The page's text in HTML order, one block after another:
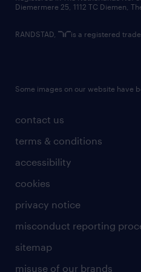
contact us
terms & conditions
accessibility
cookies
privacy notice
misconduct reporting
sitemap
misuse of our brands
Diemermere 25, 1112 TC Diemen,
RANDSTAD, is a registered
Some images on our website have